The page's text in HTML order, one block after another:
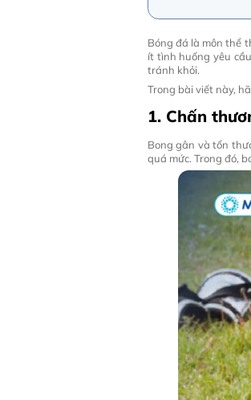
Bóng đá là môn thể
ít tình huống yêu
tránh khỏi.
Trong bài viết này,
1. Chấn
Bong gân và tổn
quá mức. Trong đó,